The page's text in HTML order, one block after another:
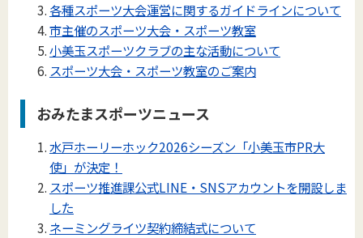
各種スポーツ大会運営に関するガイドラインについて
市主催のスポーツ大会・スポーツ教室
小美玉スポーツクラブの主な活動について
スポーツ大会・スポーツ教室のご案内
おみたまスポーツニュース
水戸ホーリーホック2026シーズン「小美玉市PR大
使」が決定！
スポーツ推進課公式LINE・SNSアカウントを開設しま
した
ネーミングライツ契約締結式について